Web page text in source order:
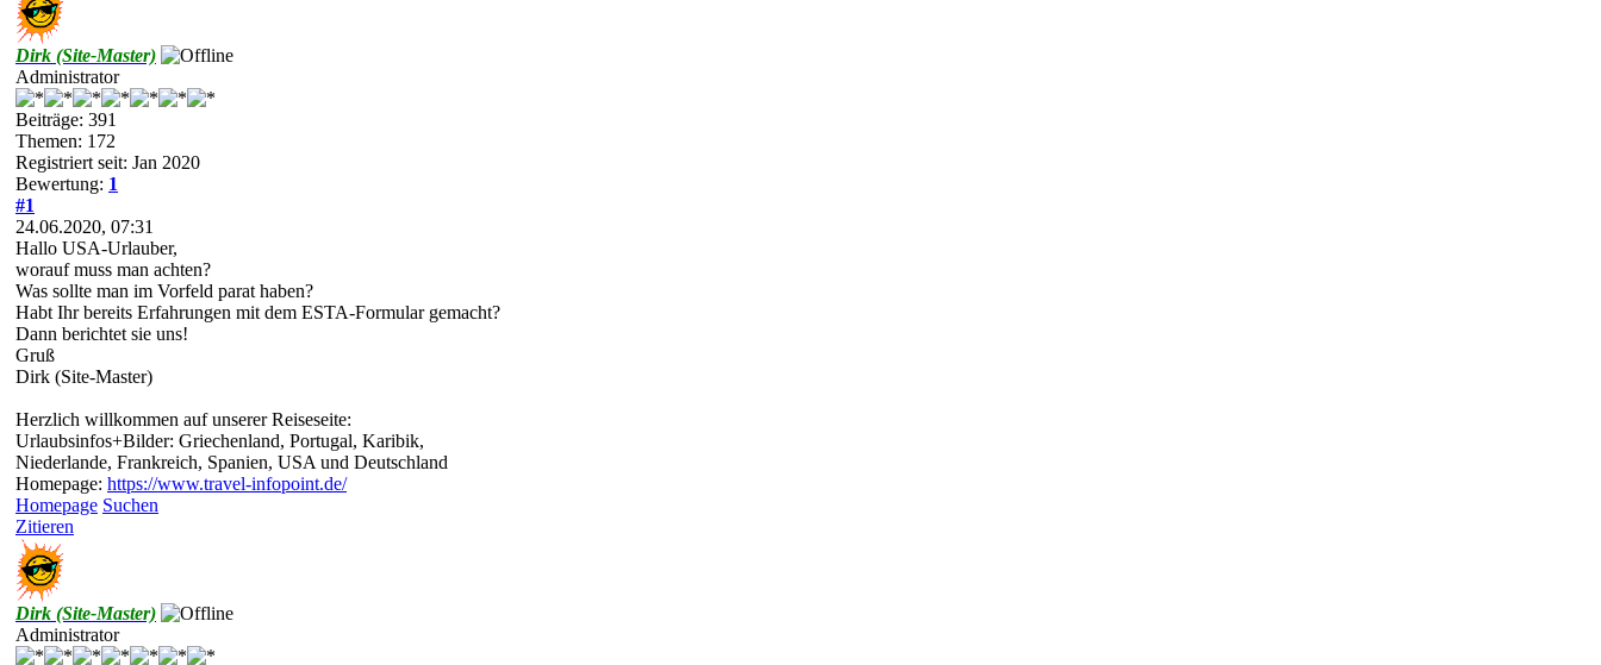
Dirk (Site-Master)
Administrator
Beiträge: 391
Themen: 172
Registriert seit: Jan 2020
Bewertung: 1
#1
24.06.2020, 07:31
Hallo USA-Urlauber,
worauf muss man achten?
Was sollte man im Vorfeld parat haben?
Habt Ihr bereits Erfahrungen mit dem ESTA-Formular gemacht?
Dann berichtet sie uns!
Gruß
Dirk (Site-Master)
Herzlich willkommen auf unserer Reiseseite:
Urlaubsinfos+Bilder: Griechenland, Portugal, Karibik,
Niederlande, Frankreich, Spanien, USA und Deutschland
Homepage: https://www.travel-infopoint.de/
Homepage Suchen
Zitieren
Dirk (Site-Master)
Administrator